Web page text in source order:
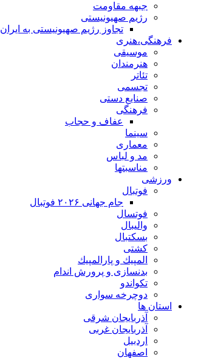
جبهه مقاومت
رژیم صهیونیستی
تجاوز رژیم صهیونیستی به ایران
فرهنگی،هنری
موسیقی
هنرمندان
تئاتر
تجسمی
صنایع دستی
فرهنگی
عفاف و حجاب
سینما
معماری
مد و لباس
مناسبتها
ورزشی
فوتبال
جام جهانی ۲۰۲۶ فوتبال
فوتسال
والیبال
بسکتبال
کشتی
المپيك و پارالمپيك
بدنسازی و پرورش اندام
تکواندو
دوچرخه سواری
استان ها
آذربایجان شرقی
آذربایجان غربی
اردبیل
اصفهان